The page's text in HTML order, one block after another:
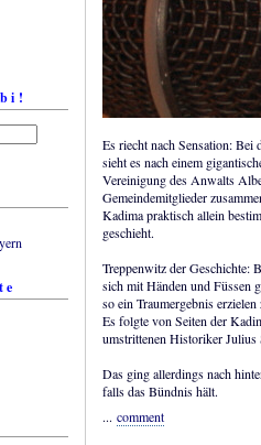
Es riecht nach Sensation: Bei
sieht es nach einem
Vereinigung des Anwalts
Gemeindemitglieder
Kadima praktisch allein
geschieht.
Treppenwitz der Geschichte:
sich mit Händen und Füssen
so ein Traumergebnis
Es folgte von Seiten der
umstrittenen Historiker Julius
Das ging allerdings nach
falls das Bündnis hält.
... comment